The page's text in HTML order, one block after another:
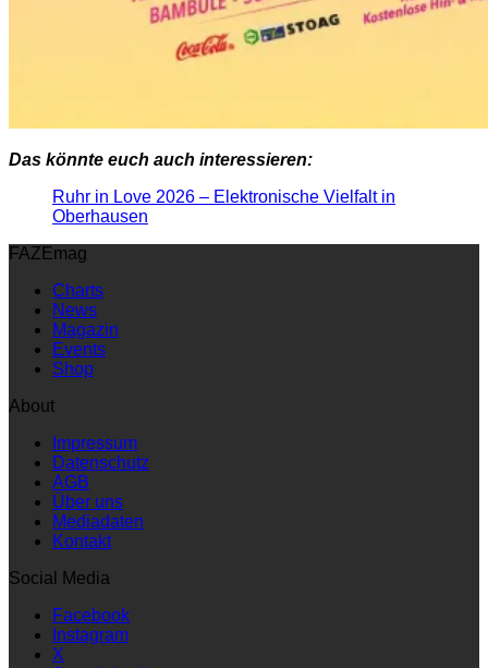
Das könnte euch auch interessieren:
Ruhr in Love 2026 – Elektronische Vielfalt in
Oberhausen
FAZEmag
Charts
News
Magazin
Events
Shop
About
Impressum
Datenschutz
AGB
Über uns
Mediadaten
Kontakt
Social Media
Facebook
Instagram
X